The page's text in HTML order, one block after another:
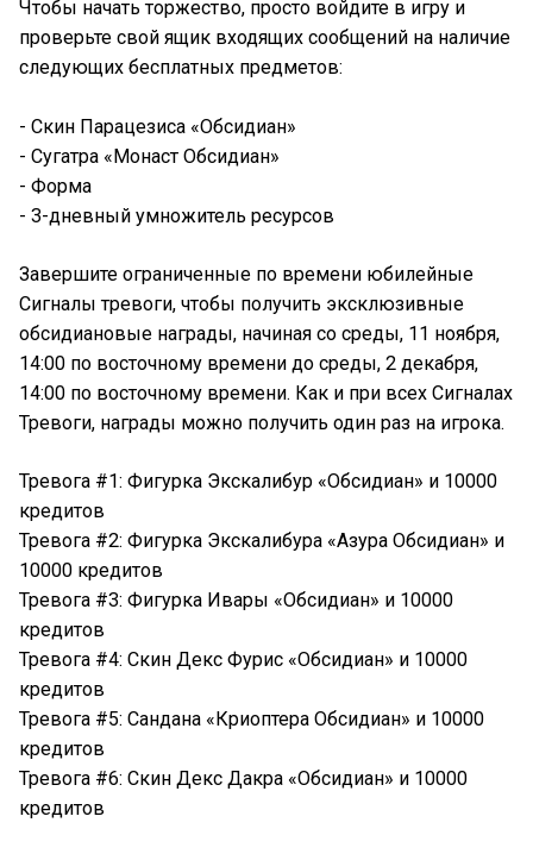
Чтобы начать торжество, просто войдите в игру и
проверьте свой ящик входящих сообщений на наличие
следующих бесплатных предметов:
- Скин Парацезиса «Обсидиан»
- Сугатра «Монаст Обсидиан»
- Форма
- 3-дневный умножитель ресурсов
Завершите ограниченные по времени юбилейные
Сигналы тревоги, чтобы получить эксклюзивные
обсидиановые награды, начиная со среды, 11 ноября,
14:00 по восточному времени до среды, 2 декабря,
14:00 по восточному времени. Как и при всех Сигналах
Тревоги, награды можно получить один раз на игрока.
Тревога #1: Фигурка Экскалибур «Обсидиан» и 10000
кредитов
Тревога #2: Фигурка Экскалибура «Азура Обсидиан» и
10000 кредитов
Тревога #3: Фигурка Ивары «Обсидиан» и 10000
кредитов
Тревога #4: Скин Декс Фурис «Обсидиан» и 10000
кредитов
Тревога #5: Сандана «Криоптера Обсидиан» и 10000
кредитов
Тревога #6: Скин Декс Дакра «Обсидиан» и 10000
кредитов